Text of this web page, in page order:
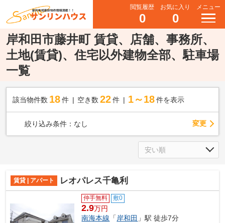
閲覧履歴
0
お気に入り
0
メニュー
岸和田市藤井町 賃貸、店舗、事務所、
土地(賃貸)、住宅以外建物全部、駐車場
一覧
該当物件数 18件 空き数 22 件 1～18 件を表示
絞り込み条件： なし 変更
賃貸 | アパート レオパレス千亀利
仲手無料 敷0
2.9万円
南海本線 「 岸和田 」駅 徒歩7分